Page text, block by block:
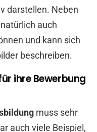
darstellen. Neben
auch
und kann sich
beschreiben.
ihre Bewerbung
muss sehr
auch viele Beispiel,